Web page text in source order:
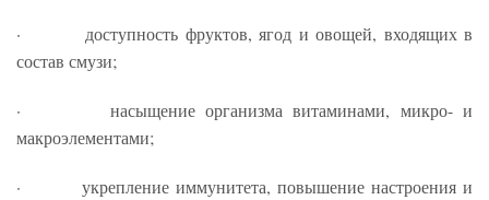
· доступность фруктов, ягод и овощей, входящих в
состав смузи;
· насыщение организма витаминами, микро- и
макроэлементами;
· укрепление иммунитета, повышение настроения и